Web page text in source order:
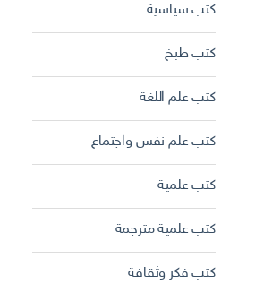
كتب سياسية
كتب طبخ
كتب علم اللغة
كتب علم نفس واجتماع
كتب علمية
كتب علمية مترجمة
كتب فكر وثقافة